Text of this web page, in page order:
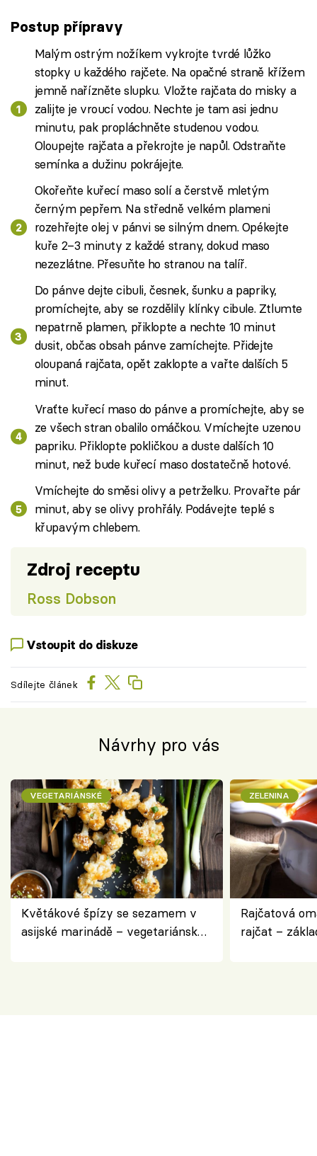
Postup přípravy
Malým ostrým nožíkem vykrojte tvrdé lůžko
stopky u každého rajčete. Na opačné straně křížem
jemně nařízněte slupku. Vložte rajčata do misky a
zalijte je vroucí vodou. Nechte je tam asi jednu
minutu, pak propláchněte studenou vodou.
Oloupejte rajčata a překrojte je napůl. Odstraňte
semínka a dužinu pokrájejte.
Okořeňte kuřecí maso solí a čerstvě mletým
černým pepřem. Na středně velkém plameni
rozehřejte olej v pánvi se silným dnem. Opékejte
kuře 2–3 minuty z každé strany, dokud maso
nezezlátne. Přesuňte ho stranou na talíř.
Do pánve dejte cibuli, česnek, šunku a papriky,
promíchejte, aby se rozdělily klínky cibule. Ztlumte
nepatrně plamen, přiklopte a nechte 10 minut
dusit, občas obsah pánve zamíchejte. Přidejte
oloupaná rajčata, opět zaklopte a vařte dalších 5
minut.
Vraťte kuřecí maso do pánve a promíchejte, aby se
ze všech stran obalilo omáčkou. Vmíchejte uzenou
papriku. Přiklopte pokličkou a duste dalších 10
minut, než bude kuřecí maso dostatečně hotové.
Vmíchejte do směsi olivy a petrželku. Provařte pár
minut, aby se olivy prohřály. Podávejte teplé s
křupavým chlebem.
Zdroj receptu
Ross Dobson
Vstoupit do diskuze
Sdílejte článek
Návrhy pro vás
VEGETARIÁNSKÉ
Květákové špízy se sezamem v
asijské marinádě – vegetariánská
ZELENINA
Rajčatová
rajčat –